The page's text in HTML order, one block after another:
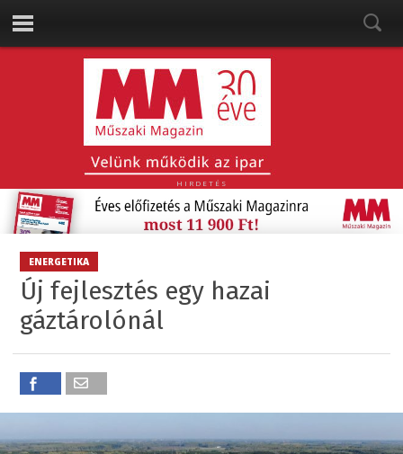
HIRDETÉS
ENERGETIKA
Új fejlesztés egy hazai
gáztárolónál